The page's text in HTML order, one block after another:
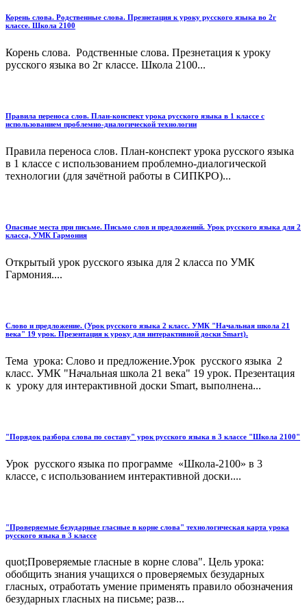
Корень слова. Родственные слова. Презнетация к уроку русского языка во 2г
классе. Школа 2100
Корень слова. Родственные слова. Презнетация к уроку
русского языка во 2г классе. Школа 2100...
Правила переноса слов. План-конспект урока русского языка в 1 классе с
использованием проблемно-диалогической технологии
Правила переноса слов. План-конспект урока русского языка
в 1 классе с использованием проблемно-диалогической
технологии (для зачётной работы в СИПКРО)...
Опасные места при письме. Письмо слов и предложений. Урок русского языка для 2
класса, УМК Гармония
Открытый урок русского языка для 2 класса по УМК
Гармония....
Слово и предложение. (Урок русского языка 2 класс. УМК "Начальная школа 21
века" 19 урок. Презентация к уроку для интерактивной доски Smart).
Тема урока: Слово и предложение.Урок русского языка 2
класс. УМК "Начальная школа 21 века" 19 урок. Презентация
к уроку для интерактивной доски Smart, выполнена...
"Порядок разбора слова по составу" урок русского языка в 3 классе "Школа 2100"
Урок русского языка по программе «Школа-2100» в 3
классе, с использованием интерактивной доски....
"Проверяемые безударные гласные в корне слова" технологическая карта урока
русского языка в 3 классе
quot;Проверяемые гласные в корне слова". Цель урока:
обобщить знания учащихся о проверяемых безударных
гласных, отработать умение применять правило обозначения
безударных гласных на письме; разв...